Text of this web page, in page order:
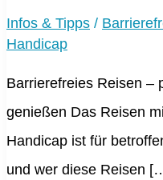
Infos & Tipps /
Handicap
Barrierefreies Reisen –
genießen Das Reisen
Handicap ist für
und wer diese Reisen